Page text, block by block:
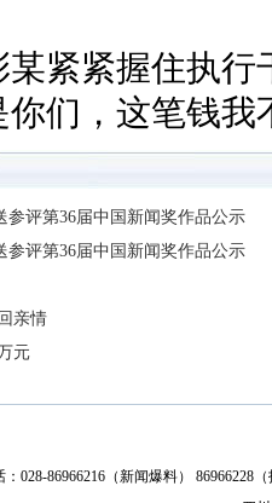
紧握住执行
们，这笔钱我
参评第36届中国新闻奖作品公示
参评第36届中国新闻奖作品公示
亲情
元
028-86966216（新闻爆料） 86966228